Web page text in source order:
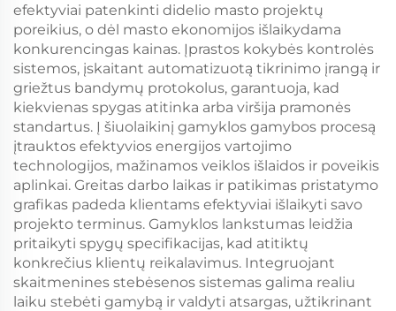
efektyviai patenkinti didelio masto projektų
poreikius, o dėl masto ekonomijos išlaikydama
konkurencingas kainas. Įprastos kokybės kontrolės
sistemos, įskaitant automatizuotą tikrinimo įrangą ir
griežtus bandymų protokolus, garantuoja, kad
kiekvienas spygas atitinka arba viršija pramonės
standartus. Į šiuolaikinį gamyklos gamybos procesą
įtrauktos efektyvios energijos vartojimo
technologijos, mažinamos veiklos išlaidos ir poveikis
aplinkai. Greitas darbo laikas ir patikimas pristatymo
grafikas padeda klientams efektyviai išlaikyti savo
projekto terminus. Gamyklos lankstumas leidžia
pritaikyti spygų specifikacijas, kad atitiktų
konkrečius klientų reikalavimus. Integruojant
skaitmenines stebėsenos sistemas galima realiu
laiku stebėti gamybą ir valdyti atsargas, užtikrinant